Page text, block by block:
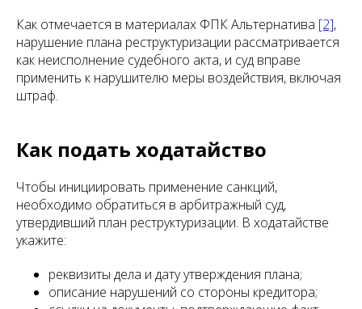
Как отмечается в материалах ФПК Альтернатива [2],
нарушение плана реструктуризации рассматривается
как неисполнение судебного акта, и суд вправе
применить к нарушителю меры воздействия, включая
штраф.
Как подать ходатайство
Чтобы инициировать применение санкций,
необходимо обратиться в арбитражный суд,
утвердивший план реструктуризации. В ходатайстве
укажите:
реквизиты дела и дату утверждения плана;
описание нарушений со стороны кредитора;